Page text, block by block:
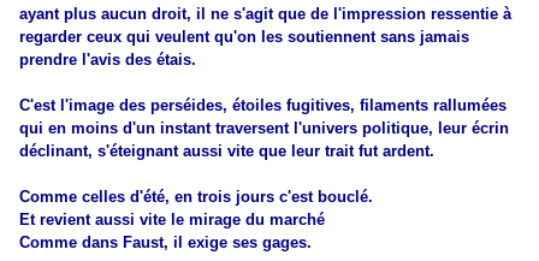
ayant plus aucun droit, il ne s'agit que de l'impression ressentie à
regarder ceux qui veulent qu'on les soutiennent sans jamais
prendre l'avis des étais.
C'est l'image des perséides, étoiles fugitives, filaments rallumées
qui en moins d'un instant traversent l'univers politique, leur écrin
déclinant, s'éteignant aussi vite que leur trait fut ardent.
Comme celles d'été, en trois jours c'est bouclé.
Et revient aussi vite le mirage du marché
Comme dans Faust, il exige ses gages.